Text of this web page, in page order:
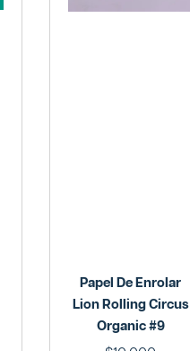
Papel De Enrolar
Lion Rolling Circus
Organic #9